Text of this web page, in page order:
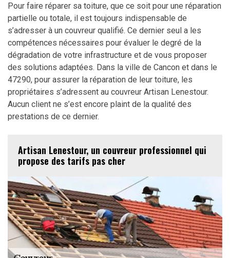
Pour faire réparer sa toiture, que ce soit pour une réparation
partielle ou totale, il est toujours indispensable de
s’adresser à un couvreur qualifié. Ce dernier seul a les
compétences nécessaires pour évaluer le degré de la
dégradation de votre infrastructure et de vous proposer
des solutions adaptées. Dans la ville de Cancon et dans le
47290, pour assurer la réparation de leur toiture, les
propriétaires s’adressent au couvreur Artisan Lenestour.
Aucun client ne s’est encore plaint de la qualité des
prestations de ce dernier.
Artisan Lenestour, un couvreur professionnel qui
propose des tarifs pas cher